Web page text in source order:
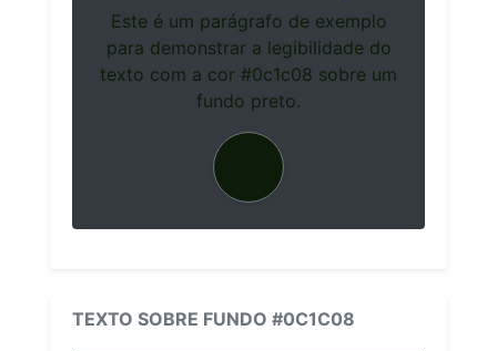
Este é um parágrafo de exemplo
para demonstrar a legibilidade do
texto com a cor #0c1c08 sobre um
fundo preto.
TEXTO SOBRE FUNDO #0C1C08